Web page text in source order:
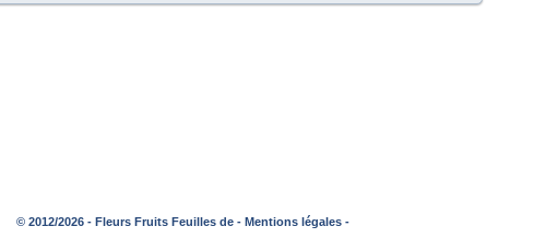
© 2012/2026 - Fleurs Fruits Feuilles de - Mentions légales -